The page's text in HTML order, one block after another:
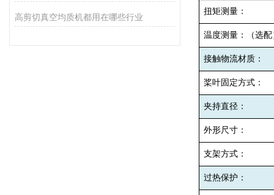
高剪切真空均质机都用在哪些行业
扭矩测量：
温度测量：（选配
接触物流材质：
桨叶固定方式：
夹持直径：
外形尺寸：
支架方式：
过热保护：